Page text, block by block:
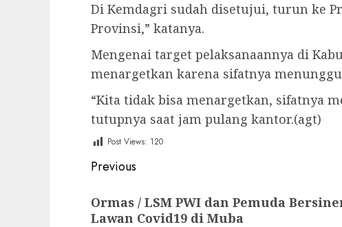
Di Kemdagri sudah disetujui, turun ke
Provinsi,” katanya.
Mengenai target pelaksanaannya di
menargetkan karena sifatnya
“Kita tidak bisa menargetkan, sifatnya
tutupnya saat jam pulang kantor.(agt)
Post Views: 120
Post
navigation
Previous
post:
Ormas / LSM PWI dan Pemuda
Lawan Covid19 di Muba